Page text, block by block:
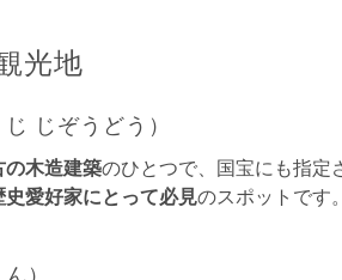
光地
じぞうどう）
木造建築のひとつで、国宝にも指定
史愛好家にとって必見のスポットです。
）